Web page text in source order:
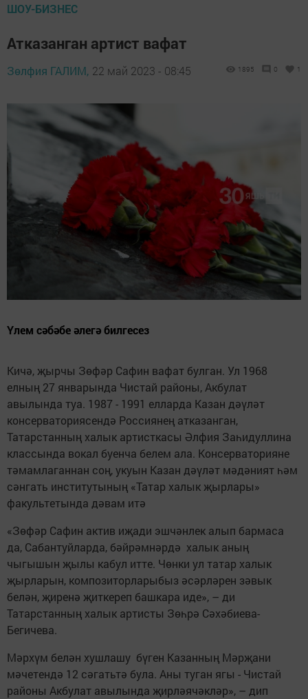
ШОУ-БИЗНЕС
Атказанган артист вафат
Зөлфия ГАЛИМ, 22 май 2023 - 08:45 1895 0 1
Үлем сәбәбе әлегә билгесез
Кичә, җырчы Зөфәр Сафин вафат булган. Ул 1968
елның 27 январында Чистай районы, Акбулат
авылында туа. 1987 - 1991 елларда Казан дәүләт
консерваториясендә Россиянең атказанган,
Татарстанның халык артисткасы Әлфия Заһидуллина
классында вокал буенча белем ала. Консерваторияне
тәмамлаганнан соң, укуын Казан дәүләт мәдәният һәм
сәнгать институтының «Татар халык җырлары»
факультетында дәвам итә
«Зөфәр Сафин актив иҗади эшчәнлек алып бармаса
да, Сабантуйларда, бәйрәмнәрдә халык аның
чыгышын җылы кабул итте. Чөнки ул татар халык
җырларын, композиторларыбыз әсәрләрен зәвык
белән, җиренә җиткереп башкара иде», – ди
Татарстанның халык артисты Зөһрә Сәхәбиева-
Бегичева.
Мәрхүм белән хушлашу бүген Казанның Мәрҗани
мәчетендә 12 сәгатьтә була. Аны туган ягы - Чистай
районы Акбулат авылында җирләячәкләр», – дип